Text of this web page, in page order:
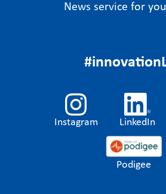
News service for
Instagram LinkedIn
Podigee